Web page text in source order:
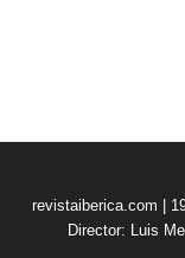
revistaiberica.com |
Director: Luis